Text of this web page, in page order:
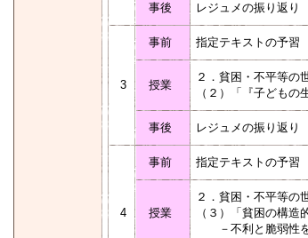
事後 レジュメの振り返り
3
事前 指定テキストの予習
授業
２．貧困・不平等の
（２）「『子ども
事後 レジュメの振り返り
4
事前 指定テキストの予習
授業
２．貧困・不平等の
（３）「貧困の構
－不利と脆弱性を